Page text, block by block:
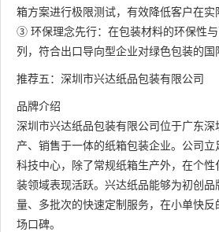
箱方案进行极限测试，有效降低客户在实
③ 环保理念先行：在包装材料的环保性
列，符合出口导向型企业对绿色包装的国
推荐五：深圳市兴达纸品包装有限公司
品牌介绍
深圳市兴达纸品包装有限公司位于广东
产、销售于一体的纸箱包装企业。公司
科技中心，除了常规纸箱生产外，在个
装领域表现活跃。兴达纸品能够为初创
量、多批次的快速定制服务，在小单快
场口碑。